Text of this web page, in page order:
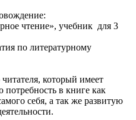
чтение», учебник для 3
по литературному
который имеет
в книге как
себя, а так же развитую